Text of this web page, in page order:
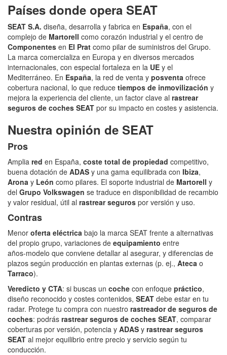
Países donde opera SEAT
SEAT S.A. diseña, desarrolla y fabrica en España, con el
complejo de Martorell como corazón industrial y el centro de
Componentes en El Prat como pilar de suministros del Grupo.
La marca comercializa en Europa y en diversos mercados
internacionales, con especial fortaleza en la UE y el
Mediterráneo. En España, la red de venta y posventa ofrece
cobertura nacional, lo que reduce tiempos de inmovilización y
mejora la experiencia del cliente, un factor clave al rastrear
seguros de coches SEAT por su impacto en costes y asistencia.
Nuestra opinión de SEAT
Pros
Amplia red en España, coste total de propiedad competitivo,
buena dotación de ADAS y una gama equilibrada con Ibiza,
Arona y León como pilares. El soporte industrial de Martorell y
del Grupo Volkswagen se traduce en disponibilidad de recambio
y valor residual, útil al rastrear seguros por versión y uso.
Contras
Menor oferta eléctrica bajo la marca SEAT frente a alternativas
del propio grupo, variaciones de equipamiento entre
años‑modelo que conviene detallar al asegurar, y diferencias de
plazos según producción en plantas externas (p. ej., Ateca o
Tarraco).
Veredicto y CTA: si buscas un coche con enfoque práctico,
diseño reconocido y costes contenidos, SEAT debe estar en tu
radar. Protege tu compra con nuestro rastreador de seguros de
coches: podrás rastrear seguros de coches SEAT, comparar
coberturas por versión, potencia y ADAS y rastrear seguros
SEAT al mejor equilibrio entre precio y servicio según tu
conducción.